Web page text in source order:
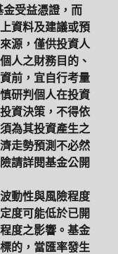
金受益憑證，而
資料及建議或預
源，僅供投資人
人之財務目的、
前，宜自行考量
研判個人在投資
資決策，不得依
為其投資產生之
走勢預測不必然
請詳閱基金公開
動性與風險程度
度可能低於已開
度之影響。基金
的，當匯率發生